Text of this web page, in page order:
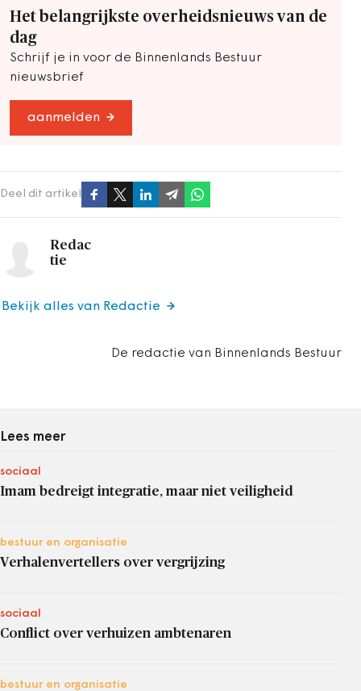
Het belangrijkste overheidsnieuws van de
dag
Schrijf je in voor de Binnenlands Bestuur
nieuwsbrief
aanmelden
Deel dit artikel
Redac
tie
De redactie van Binnenlands Bestuur
Bekijk alles van Redactie
Lees meer
sociaal
Imam bedreigt integratie, maar niet veiligheid
bestuur en organisatie
Verhalenvertellers over vergrijzing
sociaal
Conflict over verhuizen ambtenaren
bestuur en organisatie